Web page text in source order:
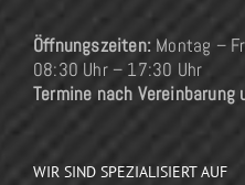
Öffnungszeiten: Montag –
08:30 Uhr – 17:30 Uhr
Termine nach
WIR SIND SPEZIALISIERT AUF